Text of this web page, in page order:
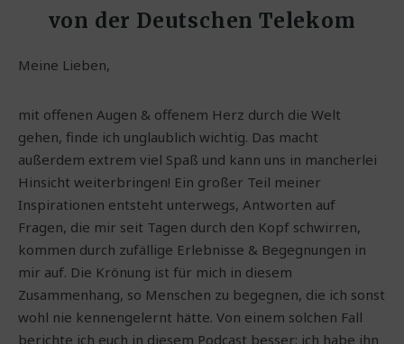
von der Deutschen Telekom
Meine Lieben,
mit offenen Augen & offenem Herz durch die Welt
gehen, finde ich unglaublich wichtig. Das macht
außerdem extrem viel Spaß und kann uns in mancherlei
Hinsicht weiterbringen! Ein großer Teil meiner
Inspirationen entsteht unterwegs, Antworten auf
Fragen, die mir seit Tagen durch den Kopf schwirren,
kommen durch zufällige Erlebnisse & Begegnungen in
mir auf. Die Krönung ist für mich in diesem
Zusammenhang, so Menschen zu begegnen, die ich sonst
wohl nie kennengelernt hätte. Von einem solchen Fall
berichte ich euch in diesem Podcast besser: ich habe ihn